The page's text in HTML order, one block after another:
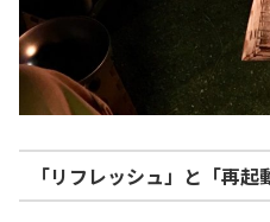
「リフレッシュ」と「再